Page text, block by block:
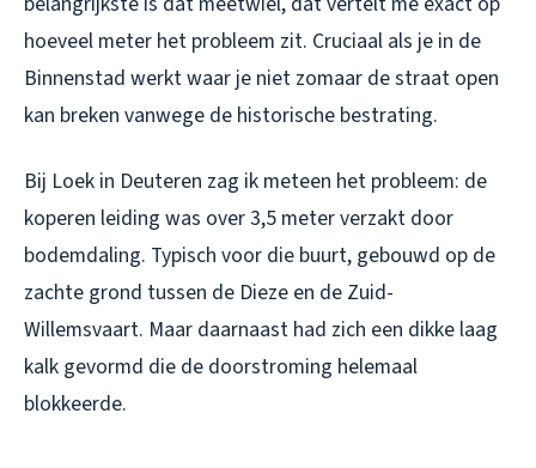
hoeveel meter het probleem zit. Cruciaal als je in de
Binnenstad werkt waar je niet zomaar de straat open
kan breken vanwege de historische bestrating.
Bij Loek in Deuteren zag ik meteen het probleem: de
koperen leiding was over 3,5 meter verzakt door
bodemdaling. Typisch voor die buurt, gebouwd op de
zachte grond tussen de Dieze en de Zuid-
Willemsvaart. Maar daarnaast had zich een dikke laag
kalk gevormd die de doorstroming helemaal
blokkeerde.